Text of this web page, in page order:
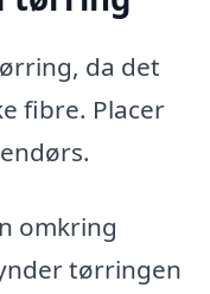
da det
fibre. Placer
omkring
tørringen